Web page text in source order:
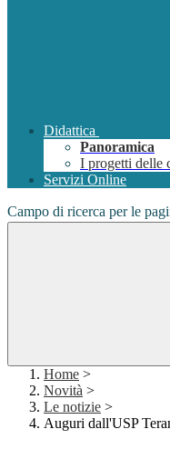
Didattica
Panoramica
I progetti delle
Servizi Online
Campo di ricerca per le
Home >
Novità >
Le notizie >
Auguri dall'USP